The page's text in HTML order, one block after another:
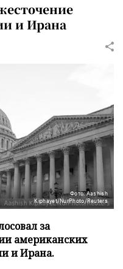
и Ирана
Фото: Aashish
Kiphayet/NurPhoto/Reuters
за
американских
и Ирана.